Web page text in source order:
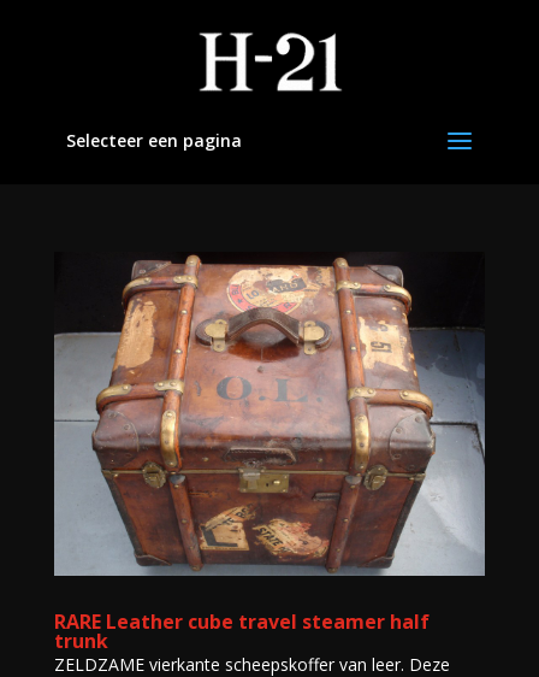
Selecteer een pagina
RARE Leather cube travel steamer half
trunk
ZELDZAME vierkante scheepskoffer van leer. Deze